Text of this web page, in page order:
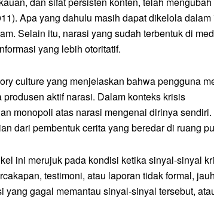
Apa yang dahulu masih dapat dikelola dalam
Selain itu, narasi yang sudah terbentuk di
yang lebih otoritatif.
culture yang menjelaskan bahwa pengguna
aktif narasi. Dalam konteks krisis
monopoli atas narasi mengenai dirinya sendiri.
dari pembentuk cerita yang beredar di ruang
ini merujuk pada kondisi ketika sinyal-sinyal
testimoni, atau laporan tidak formal, jauh
gagal memantau sinyal-sinyal tersebut,